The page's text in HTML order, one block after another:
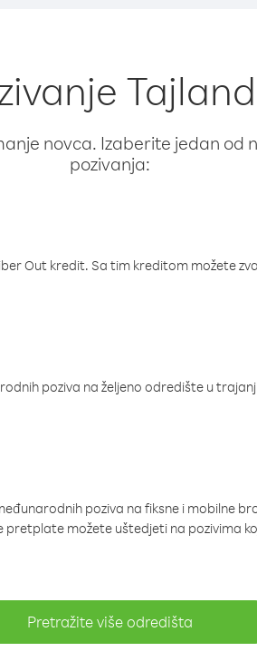
novca. Izaberite jedan od
pozivanja:
Out kredit. Sa tim kreditom možete
poziva na željeno odredište u
poziva na fiksne i mobilne
pretplate možete uštedjeti na pozivima
Pretražite više odredišta